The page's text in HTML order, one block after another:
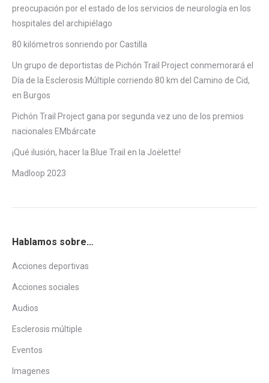
preocupación por el estado de los servicios de neurología en los
hospitales del archipiélago
80 kilómetros sonriendo por Castilla
Un grupo de deportistas de Pichón Trail Project conmemorará el
Día de la Esclerosis Múltiple corriendo 80 km del Camino de Cid,
en Burgos
Pichón Trail Project gana por segunda vez uno de los premios
nacionales EMbárcate
¡Qué ilusión, hacer la Blue Trail en la Joëlette!
Madloop 2023
Hablamos sobre…
Acciones deportivas
Acciones sociales
Audios
Esclerosis múltiple
Eventos
Imagenes